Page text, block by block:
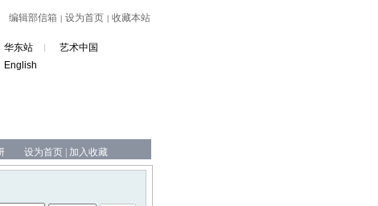
编辑部信箱 设为首页 收藏本站
华东站
艺术中国
English
设为首页 加入收藏